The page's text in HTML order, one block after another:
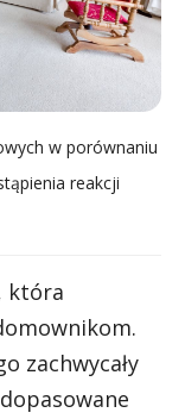
w porównaniu
reakcji
która
zachwycały